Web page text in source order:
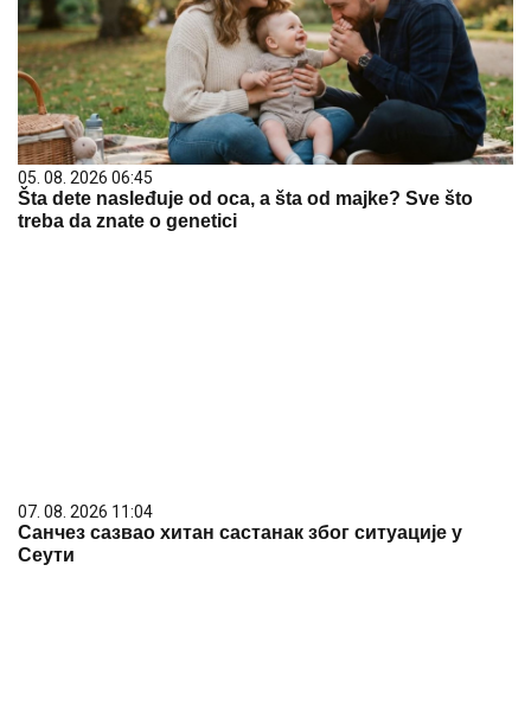
05. 08. 2026 06:45
Šta dete nasleđuje od oca, a šta od majke? Sve što
treba da znate o genetici
07. 08. 2026 11:04
Санчез сазвао хитан састанак због ситуације у
Сеути